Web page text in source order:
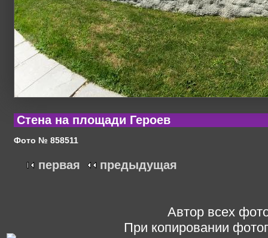
Стена на площади Героев
Фото № 858511
первая предыдущая
Автор всех
При копировании